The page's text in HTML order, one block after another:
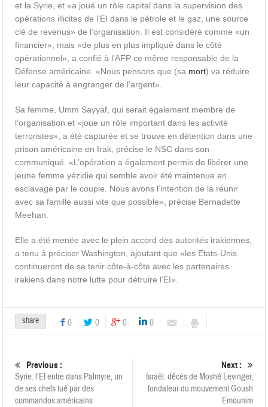
et la Syrie, et «a joué un rôle capital dans la supervision des
opérations illicites de l’EI dans le pétrole et le gaz, une source
clé de revenus» de l’organisation. Il est considéré comme «un
financier», mais «de plus en plus impliqué dans le côté
opérationnel», a confié à l’AFP ce même responsable de la
Défense américaine. «Nous pensons que (sa mort) va réduire
leur capacité à engranger de l’argent».
Sa femme, Umm Sayyaf, qui serait également membre de
l’organisation et «joue un rôle important dans les activité
terroristes», a été capturée et se trouve en détention dans une
prison américaine en Irak, précise le NSC dans son
communiqué. «L’opération a également permis de libérer une
jeune femme yézidie qui semble avoir été maintenue en
esclavage par le couple. Nous avons l’intention de la réunir
avec sa famille aussi vite que possible», précise Bernadette
Meehan.
Elle a été menée avec le plein accord des autorités irakiennes,
a tenu à préciser Washington, ajoutant que «les Etats-Unis
continueront de se tenir côte-à-côte avec les partenaires
irakiens dans notre lutte pour détruire l’EI».
share 0 0 0 0
Previous :
Syrie: l’EI entre dans Palmyre, un
de ses chefs tué par des
commandos américains
Next :
Israël: décès de Moshé Levinger,
fondateur du mouvement Goush
Emounim